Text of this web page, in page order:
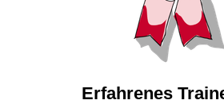
Erfahrenes